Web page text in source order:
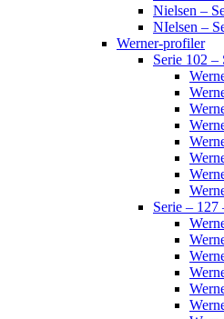
Nielsen –
NIelsen –
Werner-profiler
Serie 102 –
Serie – 127